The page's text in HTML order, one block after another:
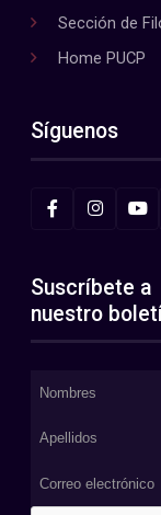
Sección de
Home PUCP
Síguenos
Suscríbete a
nuestro